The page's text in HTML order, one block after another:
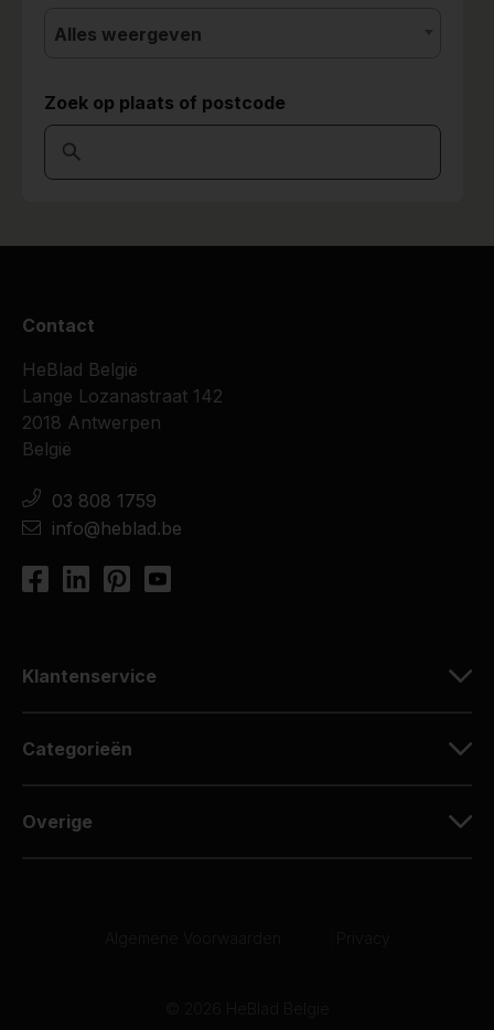
Alles weergeven
Zoek op plaats of postcode
Contact
HeBlad België
Lange Lozanastraat 142
2018 Antwerpen
België
03 808 1759
info@heblad.be
Klantenservice
Categorieën
Overige